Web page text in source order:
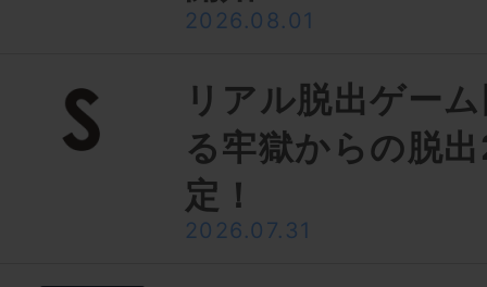
2026.08.01
リアル脱出ゲー
る牢獄からの脱
定！
2026.07.31